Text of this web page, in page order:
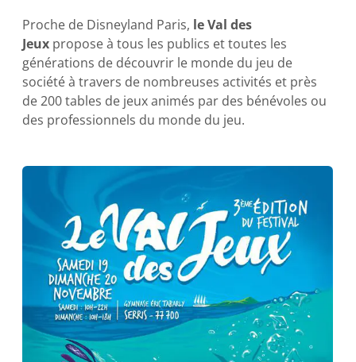
Proche de Disneyland Paris, le Val des
Jeux propose à tous les publics et toutes les
générations de découvrir le monde du jeu de
société à travers de nombreuses activités et près
de 200 tables de jeux animés par des bénévoles ou
des professionnels du monde du jeu.